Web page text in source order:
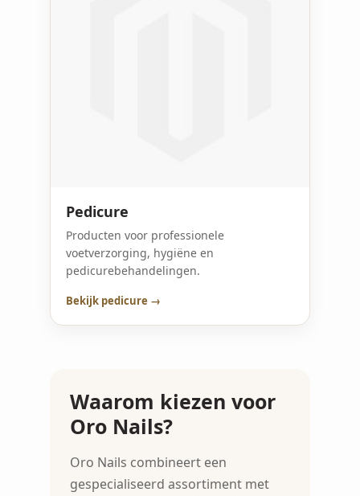
Pedicure
Producten voor professionele
voetverzorging, hygiëne en
pedicurebehandelingen.
Bekijk pedicure →
Waarom kiezen voor
Oro Nails?
Oro Nails combineert een
gespecialiseerd assortiment met